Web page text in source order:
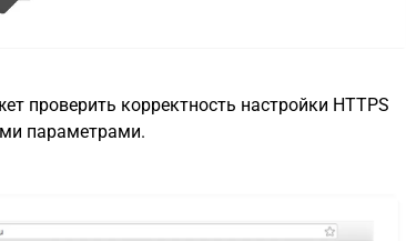
проверить корректность настройки HTTPS
параметрами.